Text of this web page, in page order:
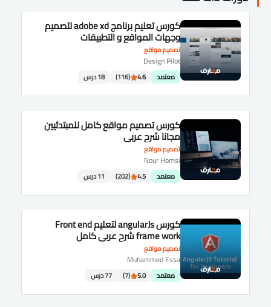
تصميم مواقع
كورس تعليم برنامج adobe xd لتصميم
وجهات المواقع و التطبيقات
Design Pilot
معتمد 4.6
(116) 18 درس
تصميم مواقع
كورس تصميم مواقع كامل للمبتدئيين
مجانا شرح عربى
Nour Homsi
معتمد 4.5
(202) 11 درس
تصميم مواقع
كورس angularJs لتعليم Front end
frame work شرح عربى كامل
Muhammed Essa
معتمد 5.0
(7) 77 درس